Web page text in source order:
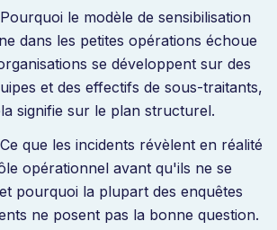
le modèle de sensibilisation
dans les petites opérations échoue
se développent sur des
et des effectifs de sous-traitants,
signifie sur le plan structurel.
que les incidents révèlent en réalité
opérationnel avant qu'ils ne se
pourquoi la plupart des enquêtes
ne posent pas la bonne question.